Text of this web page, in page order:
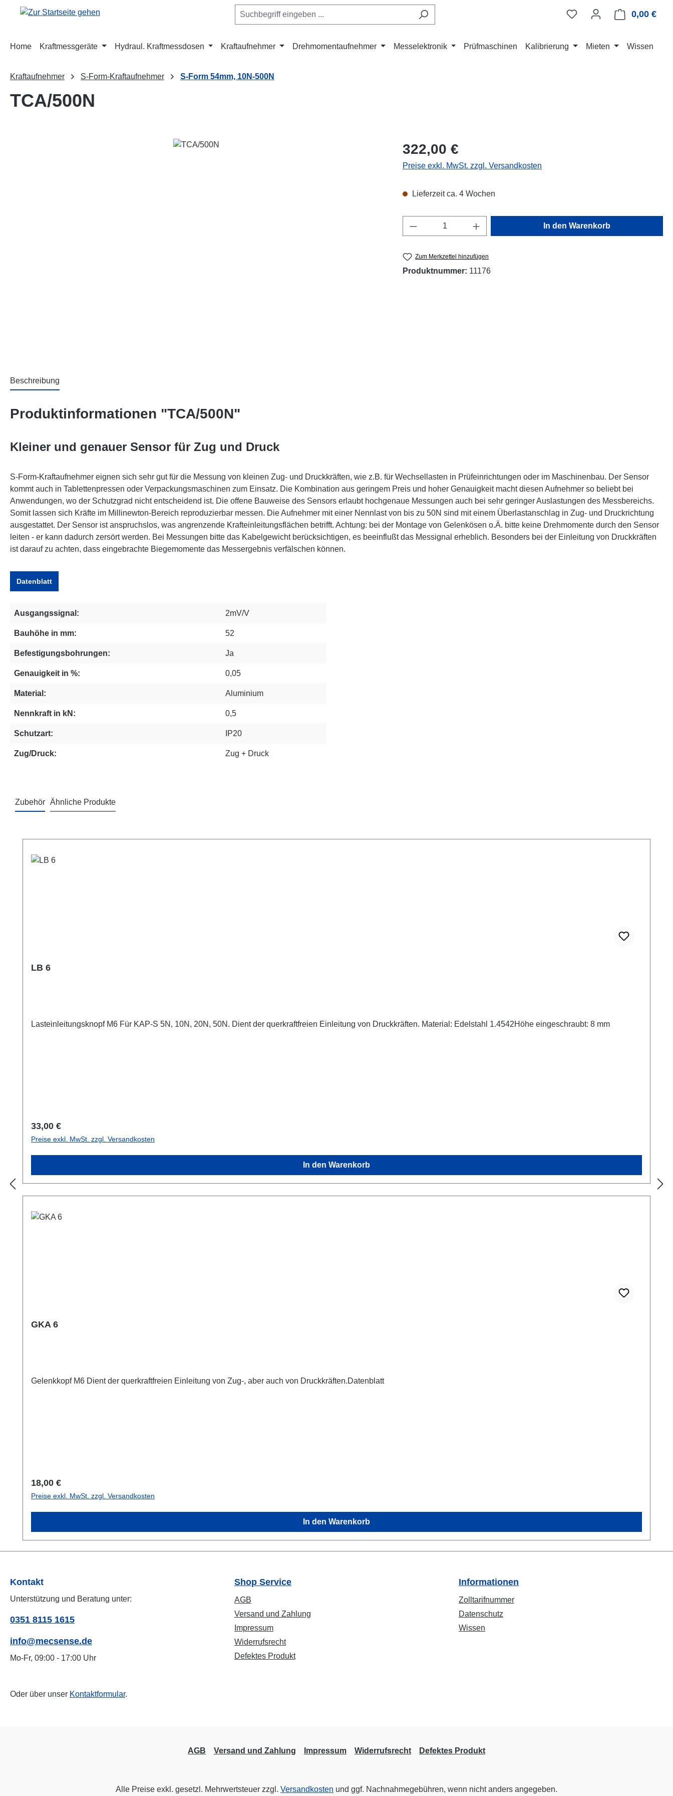
Hauptinhalt springen
Zur Suche springen
Zur Hauptnavigation springen 0,00 €
Home Kraftmessgeräte Hydraul. Kraftmessdosen Kraftaufnehmer Drehmomentaufnehmer Messelektronik Prüfmaschinen Kalibrierung Mieten Wissen
Kraftaufnehmer S-Form-Kraftaufnehmer S-Form 54mm, 10N-500N
TCA/500N
Regulärer Preis:
322,00 €
Preise exkl. MwSt. zzgl. Versandkosten
Lieferzeit ca. 4 Wochen
Produkt Anzahl: Gib den gewünschten Wert ein
In den Warenkorb
Zum Merkzettel hinzufügen
Produktnummer: 11176
Beschreibung
Produktinformationen "TCA/500N"
Kleiner und genauer Sensor für Zug und Druck
S-Form-Kraftaufnehmer eignen sich sehr gut für die Messung von kleinen Zug- und Druckkräften, wie z.B. für Wechsellasten in Prüfeinrichtungen oder im Maschinenbau. Der Sensor
kommt auch in Tablettenpressen oder Verpackungsmaschinen zum Einsatz. Die Kombination aus geringem Preis und hoher Genauigkeit macht diesen Aufnehmer so beliebt bei
Anwendungen, wo der Schutzgrad nicht entscheidend ist. Die offene Bauweise des Sensors erlaubt hochgenaue Messungen auch bei sehr geringer Auslastungen des Messbereichs.
Somit lassen sich Kräfte im Millinewton-Bereich reproduzierbar messen. Die Aufnehmer mit einer Nennlast von bis zu 50N sind mit einem Überlastanschlag in Zug- und Druckrichtung
ausgestattet. Der Sensor ist anspruchslos, was angrenzende Krafteinleitungsflächen betrifft. Achtung: bei der Montage von Gelenkösen o.Ä. bitte keine Drehmomente durch den Sensor
leiten - er kann dadurch zersört werden. Bei Messungen bitte das Kabelgewicht berücksichtigen, es beeinflußt das Messignal erheblich. Besonders bei der Einleitung von Druckkräften
ist darauf zu achten, dass eingebrachte Biegemomente das Messergebnis verfälschen können.
Datenblatt
Ausgangssignal: 2mV/V
Bauhöhe in mm: 52
Befestigungsbohrungen: Ja
Genauigkeit in %: 0,05
Material: Aluminium
Nennkraft in kN: 0,5
Schutzart: IP20
Zug/Druck: Zug + Druck
Zubehör Ähnliche Produkte
LB 6
Lasteinleitungsknopf M6 Für KAP-S 5N, 10N, 20N, 50N. Dient der querkraftfreien Einleitung von Druckkräften. Material: Edelstahl 1.4542Höhe eingeschraubt: 8 mm
Regulärer Preis:
33,00 €
Preise exkl. MwSt. zzgl. Versandkosten
In den Warenkorb
GKA 6
Gelenkkopf M6 Dient der querkraftfreien Einleitung von Zug-, aber auch von Druckkräften.Datenblatt
Regulärer Preis:
18,00 €
Preise exkl. MwSt. zzgl. Versandkosten
In den Warenkorb
Kontakt
Unterstützung und Beratung unter:
0351 8115 1615
info@mecsense.de
Mo-Fr, 09:00 - 17:00 Uhr
Oder über unser Kontaktformular.
Shop Service
AGB
Versand und Zahlung
Impressum
Widerrufsrecht
Defektes Produkt
Informationen
Zolltarifnummer
Datenschutz
Wissen
AGB Versand und Zahlung Impressum Widerrufsrecht Defektes Produkt
Alle Preise exkl. gesetzl. Mehrwertsteuer zzgl. Versandkosten und ggf. Nachnahmegebühren, wenn nicht anders angegeben.